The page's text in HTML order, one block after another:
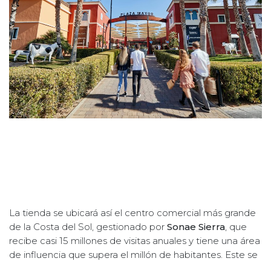
La tienda se ubicará así el centro comercial más grande
de la Costa del Sol, gestionado por Sonae Sierra , que
recibe casi 15 millones de visitas anuales y tiene una área
de influencia que supera el millón de habitantes. Este se